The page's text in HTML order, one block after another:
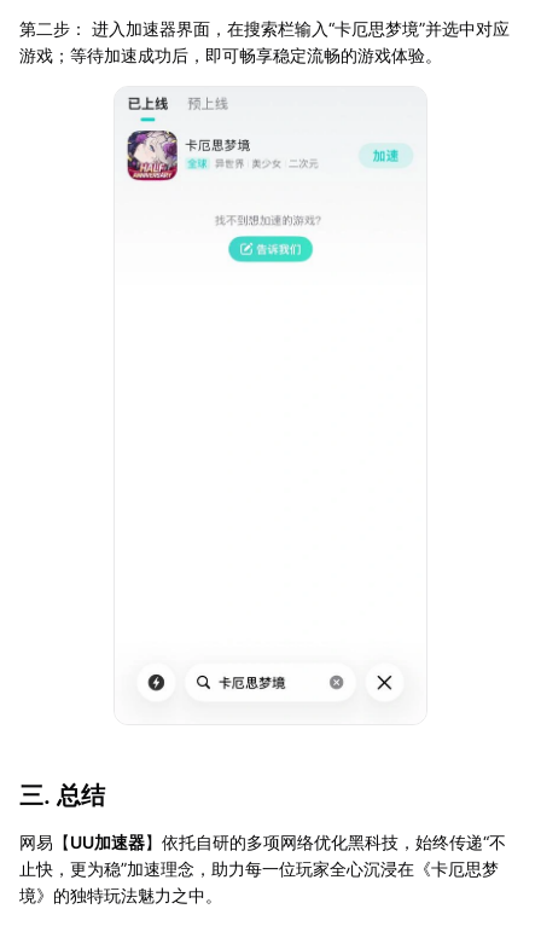
第二步： 进入加速器界面，在搜索栏输入“卡厄思梦境”并选中对应
游戏；等待加速成功后，即可畅享稳定流畅的游戏体验。
三. 总结
网易【UU加速器】依托自研的多项网络优化黑科技，始终传递“不
止快，更为稳”加速理念，助力每一位玩家全心沉浸在《卡厄思梦
境》的独特玩法魅力之中。